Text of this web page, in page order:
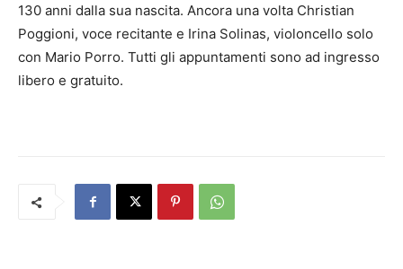
130 anni dalla sua nascita. Ancora una volta Christian
Poggioni, voce recitante e Irina Solinas, violoncello solo
con Mario Porro. Tutti gli appuntamenti sono ad ingresso
libero e gratuito.